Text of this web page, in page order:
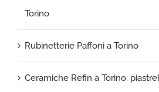
Torino
Rubinetterie Paffoni a Torino
Ceramiche Refin a Torino: